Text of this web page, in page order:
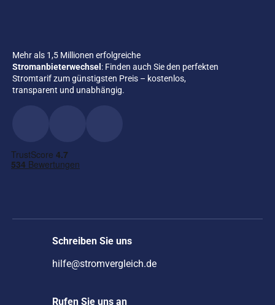
Mehr als 1,5 Millionen erfolgreiche
Stromanbieterwechsel : Finden auch Sie den perfekten
Stromtarif zum günstigsten Preis – kostenlos,
transparent und unabhängig.
Schreiben Sie uns
hilfe@stromvergleich.de
Rufen Sie uns an